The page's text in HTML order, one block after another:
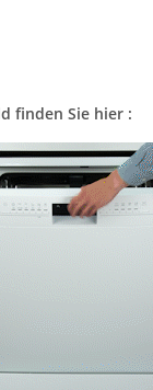
finden Sie hier :